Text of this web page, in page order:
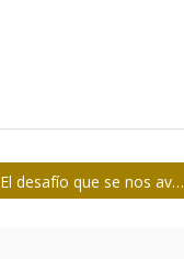
El desafío que se nos avecina es ideológico y también comunicativo